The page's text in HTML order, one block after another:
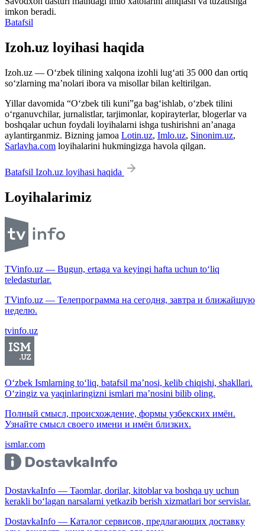
imkon beradi.
Batafsil
Izoh.uz loyihasi haqida
Izoh.uz — O‘zbek tilining xalqona izohli lug‘ati 35 000 dan ortiq
so‘zlarning ma’nolari ibora va misollar bilan keltirilgan.
Yillar davomida “O‘zbek tili kuni”ga bag‘ishlab, o‘zbek tilini
o‘rganuvchilar, jurnalistlar, tarjimonlar, kopirayterlar, blogerlar va
boshqalar uchun foydali loyihalarni ishga tushirishni an’anaga
aylantirganmiz. Bizning jamoa Lotin.uz, Imlo.uz, Sinonim.uz,
Sarlavha.com loyihalarini hukmingizga havola qilgan.
Batafsil Izoh.uz loyihasi haqida
Loyihalarimiz
TVinfo.uz — Bugun, ertaga va keyingi hafta uchun to‘liq
teledasturlar.
TVinfo.uz — Телепрограмма на сегодня, завтра и ближайшую
неделю.
tvinfo.uz
O‘zbek Ismlarning to‘liq, batafsil ma’nosi, kelib chiqishi, shakllari.
O‘zingiz va yaqinlaringizni ismlari ma’nosini bilib oling.
Полный смысл, происхождение, формы узбекских имён.
Узнайте смысл своего имени и имён близких.
ismlar.com
DostavkaInfo — Taomlar, dorilar, kitoblar va boshqa uy uchun
kerakli bo‘lagan narsalarni yetkazib berish xizmatlari bor servislar.
DostavkaInfo — Каталог сервисов, предлагающих доставку